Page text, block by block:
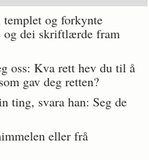
og forkynte
og dei skriftlærde fram
oss: Kva rett hev du til å
gav deg retten?
ting, svara han: Seg de
eller frå